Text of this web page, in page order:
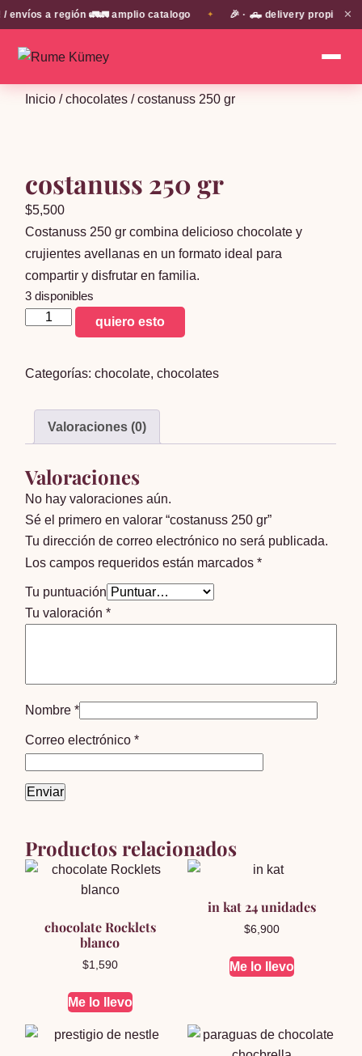
a región 🚛🚛 amplio catalogo 🎉 · 🛻 delivery propio en✕
Inicio /chocolates / costanuss 250 gr
costanuss 250 gr
$5,500
Costanuss 250 gr combina delicioso chocolate y
crujientes avellanas en un formato ideal para
compartir y disfrutar en familia.
3 disponibles
costanuss
cantidad
quiero esto
Categorías:chocolate,chocolates
Valoraciones (0)
Valoraciones
No hay valoraciones aún.
Sé el primero en valorar “costanuss 250 gr”
Tu dirección de correo electrónico no será publicada.
Los campos requeridos están marcados*
Tu puntuación
Tu valoración*
Nombre*
Correo electrónico*
Productos relacionados
chocolate Rocklets
blanco
$1,590
Me lo llevo
in kat 24 unidades
$6,900
Me lo llevo